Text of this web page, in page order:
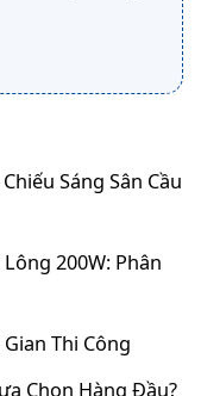
Sáng Sân Cầu
200W: Phân
Thi Công
Chọn Hàng Đầu?